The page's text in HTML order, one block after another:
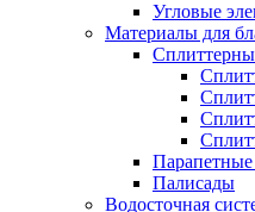
Угловые
Материалы для
Палисады
Водосточная